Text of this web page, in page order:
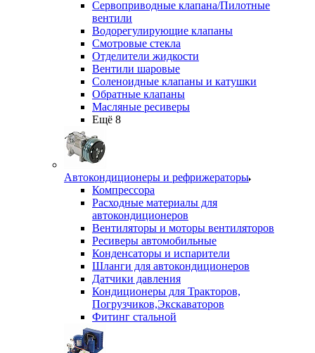
Сервоприводные клапана/Пилотные
вентили
Водорегулирующие клапаны
Смотровые стекла
Отделители жидкости
Вентили шаровые
Соленоидные клапаны и катушки
Обратные клапаны
Масляные ресиверы
Ещё 8
Автокондиционеры и рефрижераторы
Компрессора
Расходные материалы для
автокондиционеров
Вентиляторы и моторы вентиляторов
Ресиверы автомобильные
Конденсаторы и испарители
Шланги для автокондиционеров
Датчики давления
Кондиционеры для Тракторов,
Погрузчиков,Экскаваторов
Фитинг стальной